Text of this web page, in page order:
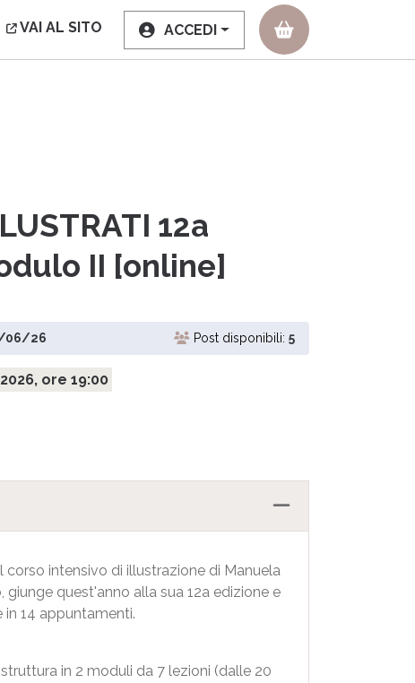
VAI AL SITO ACCEDI
12a
II [online]
06/26 Post disponibili: 5
ore 19:00
corso intensivo di illustrazione di Manuela
giunge quest'anno alla sua 12a edizione e
14 appuntamenti.
in 2 moduli da 7 lezioni (dalle 20